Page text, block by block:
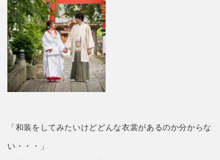
「和装をしてみたいけどどんな衣裳があるのか分からな
い・・・」